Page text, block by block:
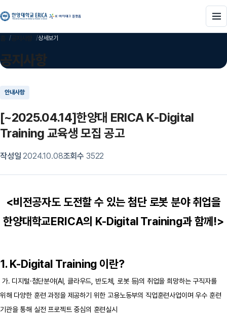
메뉴
홈 공지사항 상세보기
공지사항
안내사항
[~2025.04.14]한양대 ERICA K-Digital
Training 교육생 모집 공고
작성일 2024.10.08조회수 3522
<비전공자도 도전할 수 있는 첨단 로봇 분야 취업을
한양대학교ERICA의 K-Digital Training과 함께!>
1. K-Digital Training 이란?
가. 디지털·첨단분야(AI, 클라우드, 반도체, 로봇 등)의 취업을 희망하는 구직자를
위해 다양한 훈련 과정을 제공하기 위한 고용노동부의 직업훈련사업이며 우수 훈련
기관을 통해 실전 프로젝트 중심의 훈련실시